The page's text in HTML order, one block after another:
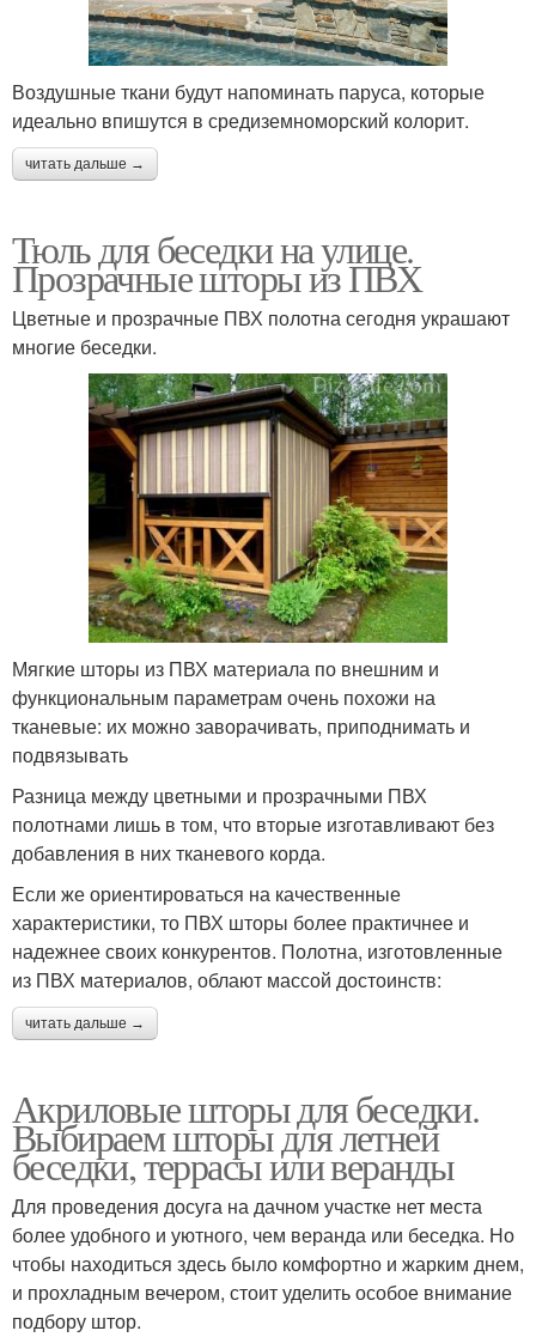
Воздушные ткани будут напоминать паруса, которые
идеально впишутся в средиземноморский колорит.
читать дальше →
Тюль для беседки на улице.
Прозрачные шторы из ПВХ
Цветные и прозрачные ПВХ полотна сегодня украшают
многие беседки.
Мягкие шторы из ПВХ материала по внешним и
функциональным параметрам очень похожи на
тканевые: их можно заворачивать, приподнимать и
подвязывать
Разница между цветными и прозрачными ПВХ
полотнами лишь в том, что вторые изготавливают без
добавления в них тканевого корда.
Если же ориентироваться на качественные
характеристики, то ПВХ шторы более практичнее и
надежнее своих конкурентов. Полотна, изготовленные
из ПВХ материалов, облают массой достоинств:
читать дальше →
Акриловые шторы для беседки.
Выбираем шторы для летней
беседки, террасы или веранды
Для проведения досуга на дачном участке нет места
более удобного и уютного, чем веранда или беседка. Но
чтобы находиться здесь было комфортно и жарким днем,
и прохладным вечером, стоит уделить особое внимание
подбору штор.